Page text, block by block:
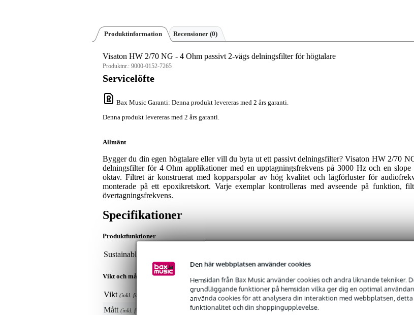
Den här webbplatsen använder cookies
Hemsidan från Bax Music använder cookies och andra liknande tekniker.
grundläggande funktioner på hemsidan vilka ger dig en optimal
använda cookies för att analysera din interaktion med webbplatsen,
funktionalitet och din shoppingupplevelse.
Produktinformation Recensioner (0)
Visaton HW 2/70 NG - 4 Ohm passivt 2-vägs delningsfilter för högtalare
Produktnr.: 9000-0152-7265
Servicelöfte
Bax Music Garanti: Denna produkt levereras med 2 års garanti.
Denna produkt levereras med 2 års garanti.
Allmänt
Bygger du din egen högtalare eller vill du byta ut ett passivt delningsfilter? Visaton HW 2/70
delningsfilter för 4 Ohm applikationer med en upptagningsfrekvens på 3000 Hz och en
oktav. Filtret är konstruerat med kopparspolar av hög kvalitet och lågförluster för
monterade på ett epoxikretskort. Varje exemplar kontrolleras med avseende på funktion,
övertagningsfrekvens.
Specifikationer
Produktfunktioner
Sustainable product
Vikt och mått inkluderar förpackning
Vikt (inkl. förpackning)
300 gr
Mått (inkl. förpackning) 13,0 x 10,0 x 5,0 cm